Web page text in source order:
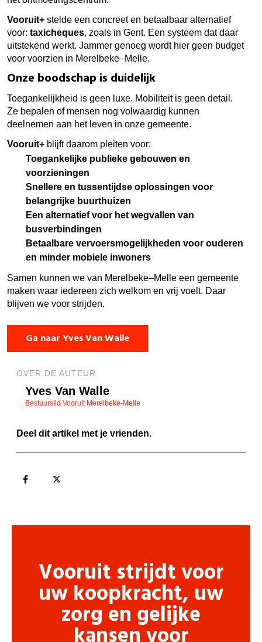
Vooruit+ stelde een concreet en betaalbaar alternatief
voor: taxicheques, zoals in Gent. Een systeem dat daar
uitstekend werkt. Jammer genoeg wordt hier geen budget
voor voorzien in Merelbeke–Melle.
Onze boodschap is duidelijk
Toegankelijkheid is geen luxe. Mobiliteit is geen detail.
Ze bepalen of mensen nog volwaardig kunnen
deelnemen aan het leven in onze gemeente.
Vooruit+ blijft daarom pleiten voor:
Toegankelijke publieke gebouwen en
voorzieningen
Snellere en tussentijdse oplossingen voor
belangrijke buurthuizen
Een alternatief voor het wegvallen van
busverbindingen
Betaalbare vervoersmogelijkheden voor ouderen
en minder mobiele inwoners
Samen kunnen we van Merelbeke–Melle een gemeente
maken waar iedereen zich welkom en vrij voelt. Daar
blijven we voor strijden.
Ga naar Yves Van Walle
OVER DE AUTEUR
Yves Van Walle
Bestuurslid Vooruit Merelbeke-Melle
Deel dit artikel met je vrienden.
Vooruit strijdt voor
uw koopkracht, uw
zorg en gelijke